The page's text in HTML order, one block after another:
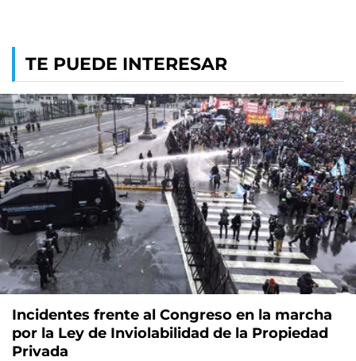
TE PUEDE INTERESAR
Incidentes frente al Congreso en la marcha
por la Ley de Inviolabilidad de la Propiedad
Privada